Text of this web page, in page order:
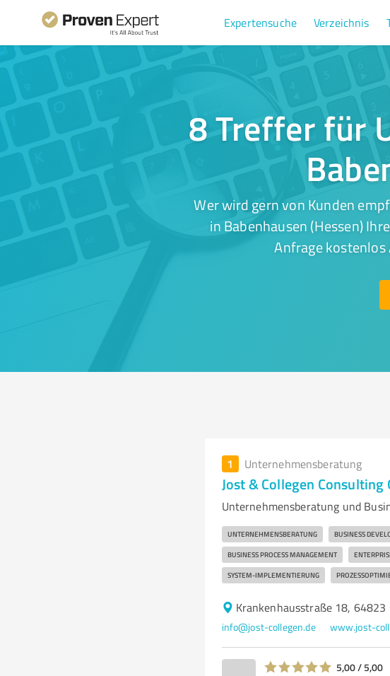
Expertensuche Verzeichnis
8 Treffer für
Wer wird gern von Kunden
in Babenhausen (Hessen)
Anfrage kostenlos
1 Unternehmensberatung
Jost & Collegen Consulting
Unternehmensberatung und
UNTERNEHMENSBERATUNG BUSINESS
BUSINESS PROCESS MANAGEMENT
SYSTEM-IMPLEMENTIERUNG
Krankenhausstraße 18,
info@jost-collegen.de
5,00 / 5,00